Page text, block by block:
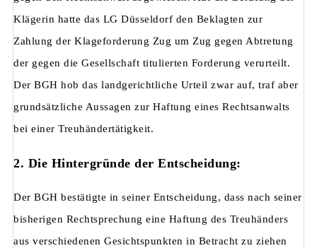
Klägerin hatte das LG Düsseldorf den Beklagten zur
Zahlung der Klageforderung Zug um Zug gegen Abtretung
der gegen die Gesellschaft titulierten Forderung verurteilt.
Der BGH hob das landgerichtliche Urteil zwar auf, traf aber
grundsätzliche Aussagen zur Haftung eines Rechtsanwalts
bei einer Treuhändertätigkeit.
2. Die Hintergründe der Entscheidung:
Der BGH bestätigte in seiner Entscheidung, dass nach seiner
bisherigen Rechtsprechung eine Haftung des Treuhänders
aus verschiedenen Gesichtspunkten in Betracht zu ziehen